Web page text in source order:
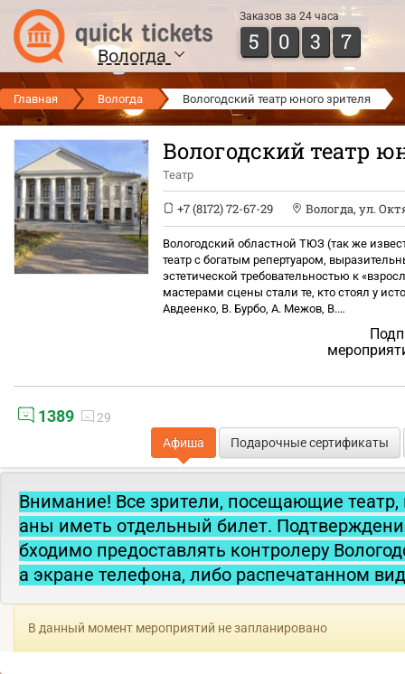
Вологда
Заказов за 24 часа
5 0 3 7
Главная Вологда Вологодский театр юного зрителя
Вологодский театр
Театр
+7 (8172) 72-67-29 Вологда, ул.
Вологодский областной ТЮЗ (так же
театр с богатым репертуаром,
эстетической требовательностью к
мастерами сцены стали те, кто стоял у
Авдеенко, В. Бурбо, А. Межов, В.…
1389
29
Афиша
Подарочные сертификаты
Внимание! Все зрители, посещающие театр,
аны иметь отдельный билет.
бходимо предоставлять контролеру
а экране телефона, либо распечатанном
В данный момент мероприятий не запланировано